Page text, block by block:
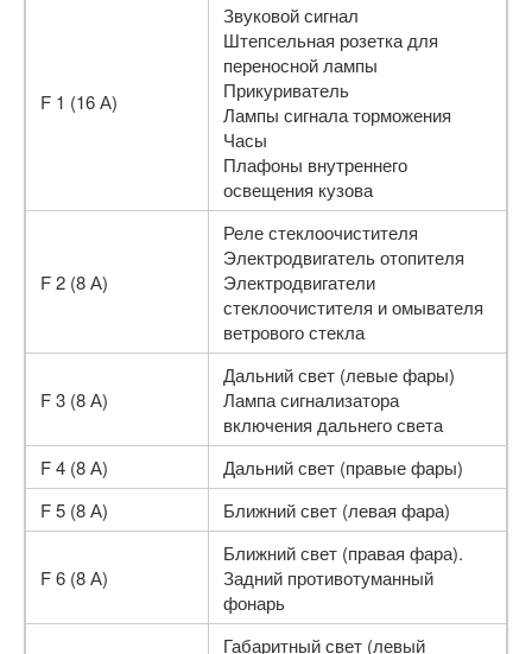
F 1 (16 А)
Звуковой сигнал
Штепсельная розетка для
переносной лампы
Прикуриватель
Лампы сигнала торможения
Часы
Плафоны внутреннего
освещения кузова
F 2 (8 А)
Реле стеклоочистителя
Электродвигатель отопителя
Электродвигатели
стеклоочистителя и омывателя
ветрового стекла
F 3 (8 А)
Дальний свет (левые фары)
Лампа сигнализатора
включения дальнего света
F 4 (8 А)
Дальний свет (правые фары)
F 5 (8 А)
Ближний свет (левая фара)
F 6 (8 А)
Ближний свет (правая фара).
Задний противотуманный
фонарь
Габаритный свет (левый